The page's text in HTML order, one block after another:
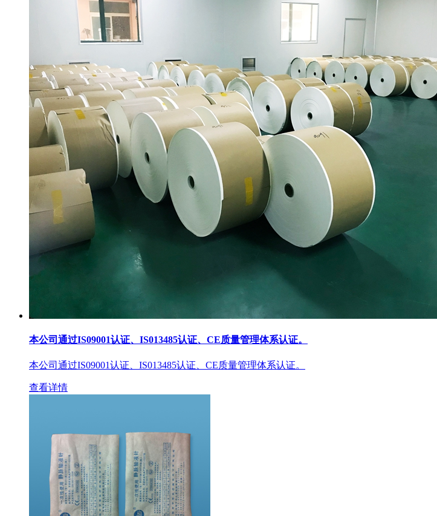
本公司通过IS09001认证、IS013485认证、CE质量管理体系认证。
本公司通过IS09001认证、IS013485认证、CE质量管理体系认证。
查看详情